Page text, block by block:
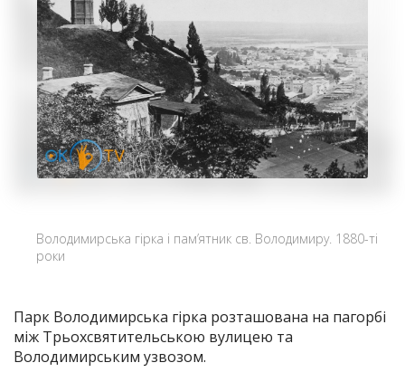
Володимирська гірка і пам’ятник св. Володимиру. 1880-ті
роки
Парк Володимирська гірка розташована на пагорбі
між Трьохсвятительською вулицею та
Володимирським узвозом.